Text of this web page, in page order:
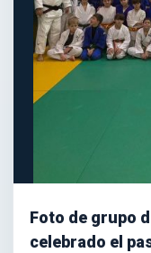
Foto de grupo
celebrado el